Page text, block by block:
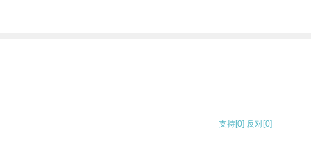
支持[0] 反对[0]